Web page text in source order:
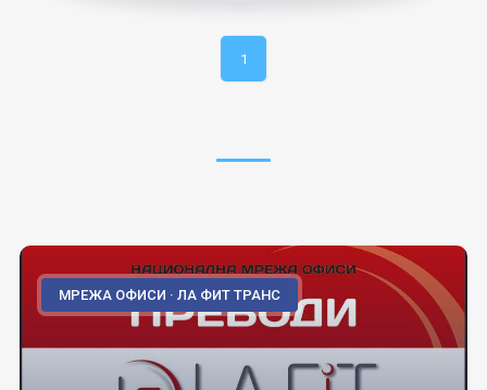
1
МРЕЖА ОФИСИ · ЛА ФИТ ТРАНС